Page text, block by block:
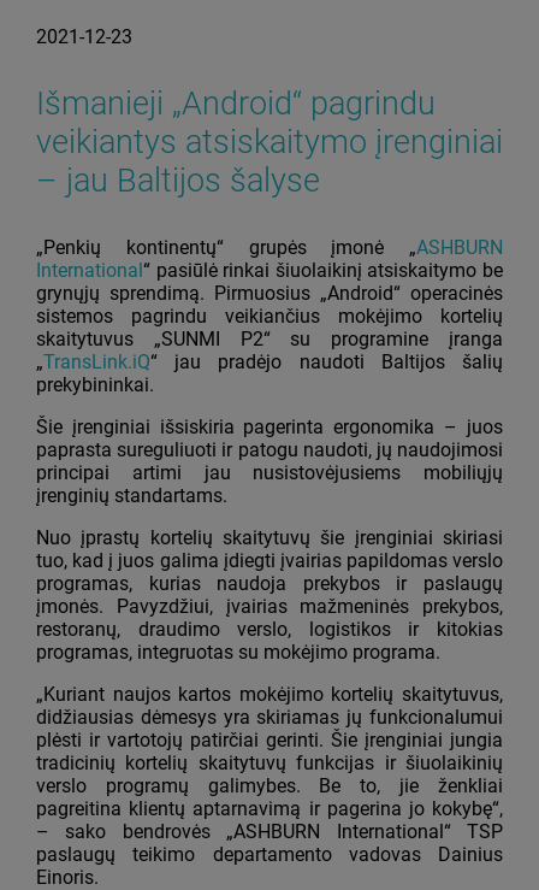
2021-12-23
Išmanieji „Android“ pagrindu
veikiantys atsiskaitymo įrenginiai
– jau Baltijos šalyse
„Penkių kontinentų“ grupės įmonė „ASHBURN
International“ pasiūlė rinkai šiuolaikinį atsiskaitymo be
grynųjų sprendimą. Pirmuosius „Android“ operacinės
sistemos pagrindu veikiančius mokėjimo kortelių
skaitytuvus „SUNMI P2“ su programine įranga
„TransLink.iQ“ jau pradėjo naudoti Baltijos šalių
prekybininkai.
Šie įrenginiai išsiskiria pagerinta ergonomika – juos
paprasta sureguliuoti ir patogu naudoti, jų naudojimosi
principai artimi jau nusistovėjusiems mobiliųjų
įrenginių standartams.
Nuo įprastų kortelių skaitytuvų šie įrenginiai skiriasi
tuo, kad į juos galima įdiegti įvairias papildomas verslo
programas, kurias naudoja prekybos ir paslaugų
įmonės. Pavyzdžiui, įvairias mažmeninės prekybos,
restoranų, draudimo verslo, logistikos ir kitokias
programas, integruotas su mokėjimo programa.
„Kuriant naujos kartos mokėjimo kortelių skaitytuvus,
didžiausias dėmesys yra skiriamas jų funkcionalumui
plėsti ir vartotojų patirčiai gerinti. Šie įrenginiai jungia
tradicinių kortelių skaitytuvų funkcijas ir šiuolaikinių
verslo programų galimybes. Be to, jie ženkliai
pagreitina klientų aptarnavimą ir pagerina jo kokybę“,
– sako bendrovės „ASHBURN International“ TSP
paslaugų teikimo departamento vadovas Dainius
Einoris.